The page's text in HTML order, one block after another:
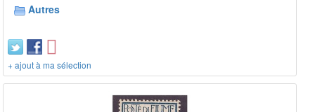
Autres
+ ajout à ma sélection